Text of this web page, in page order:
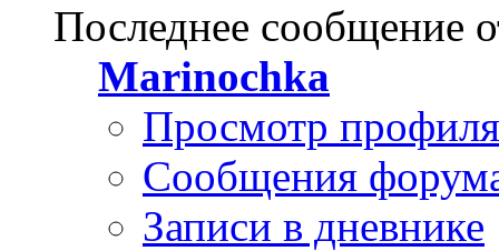
Последнее сообщение
Marinochka
Просмотр профиля
Сообщения
Записи в дневнике